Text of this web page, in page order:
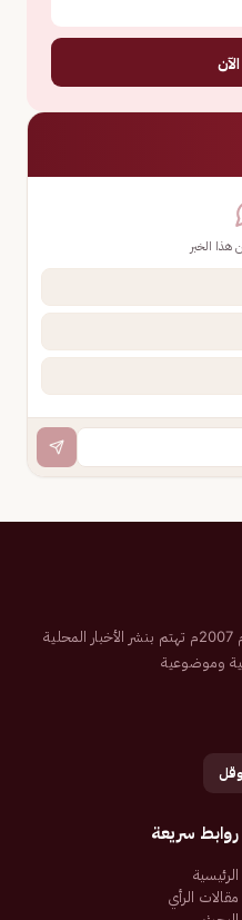
هذا الخبر
صحيفة إلكترونية سعودية تم تأسيسها عام 2007م تهتم بنشر الأخبار المحلية
وموضوعية
روابط سريعة
الرئيسية
مقالات الرأي